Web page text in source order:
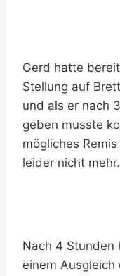
Gerd hatte
Stellung auf
und als er nach
geben musste
mögliches
leider nicht mehr.
Nach 4 Stunden
einem